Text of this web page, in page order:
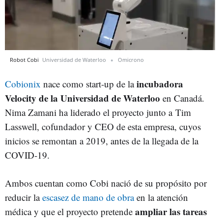
Robot Cobi Universidad de Waterloo Omicrono
Cobionix nace como start-up de laincubadora
Velocity de la Universidad de Waterloo en Canadá.
Nima Zamani ha liderado el proyecto junto a Tim
Lasswell, cofundador y CEO de esta empresa, cuyos
inicios se remontan a 2019, antes de la llegada de la
COVID-19.
Ambos cuentan como Cobi nació de su propósito por
reducir laescasez de mano de obraen la atención
médica y que el proyecto pretende ampliar las tareas